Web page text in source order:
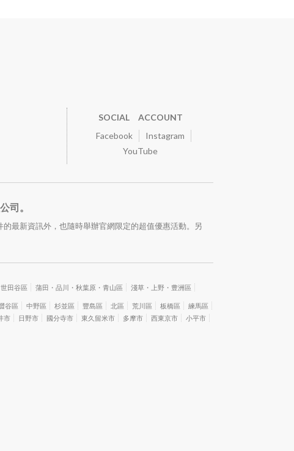
SOCIAL ACCOUNT
Facebook
Instagram
YouTube
司。
最新資訊外，也隨時舉辦官網限定的超值優惠活動。另
田谷區 蒲田・品川・秋葉原・青山區 淺草・上野・豊洲區
谷區 中野區 杉並區 豐島區 北區 荒川區 板橋區
練馬區
市 日野市 國分寺市 東久留米市 多摩市 西東京市
小平市